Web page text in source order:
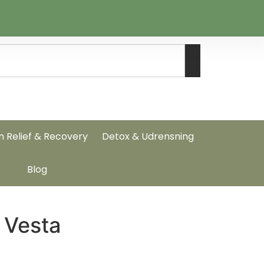
Relief & Recovery Detox & Udrensning
Blog